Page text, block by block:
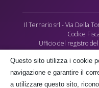
Il Ternario srl - Via Della
Codice
Ufficio del registro
Capitale
L’Associazione culturale
Questo sito utilizza i cookie
navigazione e garantire il
a utilizzare questo sito,